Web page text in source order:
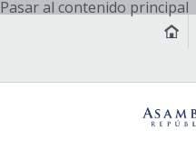
Pasar al contenido principal